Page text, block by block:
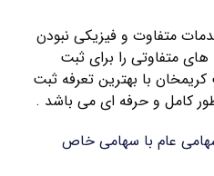
متفاوت و فیزیکی نبودن
متفاوتی را برای ثبت
با بهترین تعرفه ثبت
کامل و حرفه ای می باشد .
عام با سهامی خاص